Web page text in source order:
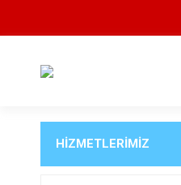
HİZMETLERİMİZ